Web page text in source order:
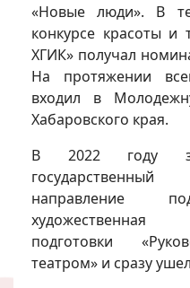
«Новые люди». В
конкурсе красоты и
ХГИК» получал
На протяжении
входил в
Хабаровского края.
В 2022 году
направление
художественная
подготовки
театром» и сразу